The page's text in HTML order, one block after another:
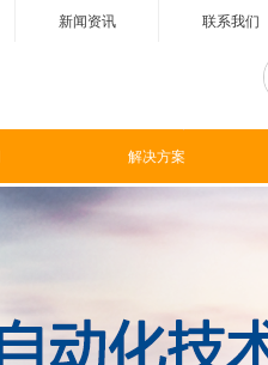
解决方案
新闻资讯 联系我们